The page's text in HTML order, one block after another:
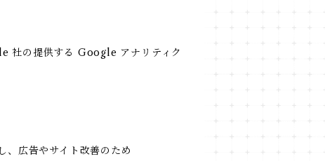
社の提供する Google アナリティク
広告やサイト改善のため